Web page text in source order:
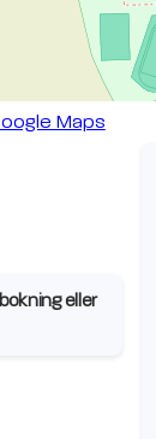
Maps
eller